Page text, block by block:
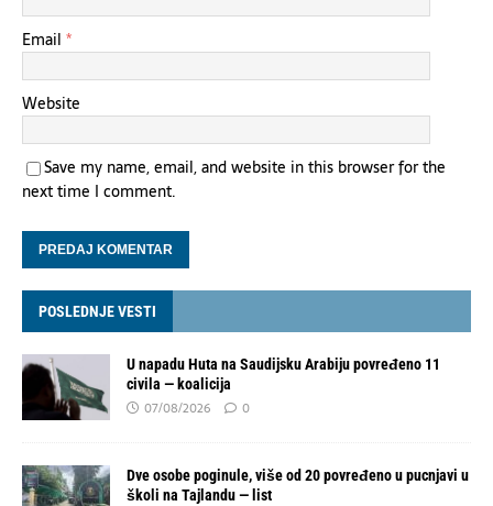
Email *
Website
Save my name, email, and website in this browser for the
next time I comment.
POSLEDNJE VESTI
U napadu Huta na Saudijsku Arabiju povređeno 11
civila — koalicija
07/08/2026 0
Dve osobe poginule, više od 20 povređeno u pucnjavi u
školi na Tajlandu — list